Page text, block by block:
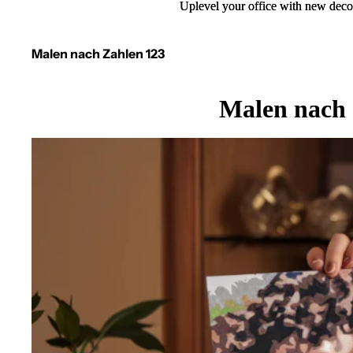
Uplevel your office with new
Uplevel your office with new
Malen nach Zahlen 123
Malen